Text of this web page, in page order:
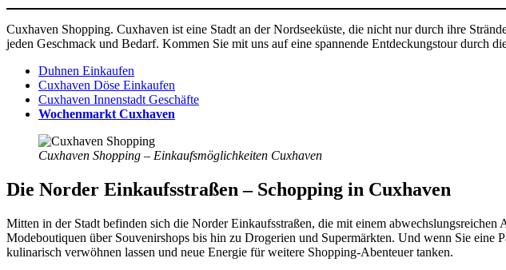
Cuxhaven Shopping. Cuxhaven ist eine Stadt an der Nordseeküste, die nicht nur durch ihre
jeden Geschmack und Bedarf. Kommen Sie mit uns auf eine spannende Entdeckungstour durch
Duhnen Einkaufen
Cuxhaven Döse Einkaufen
Cuxhaven Innenstadt Geschäfte
Wochenmarkt Cuxhaven
Cuxhaven Shopping – Einkaufsmöglichkeiten Cuxhaven
Die Norder Einkaufsstraßen – Schopping in Cuxhaven
Mitten in der Stadt befinden sich die Norder Einkaufsstraßen, die mit einem
Modeboutiquen über Souvenirshops bis hin zu Drogerien und Supermärkten. Und wenn Sie eine
kulinarisch verwöhnen lassen und neue Energie für weitere Shopping-Abenteuer tanken.